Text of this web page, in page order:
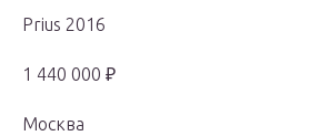
Prius 2016
1 440 000 ₽
Москва